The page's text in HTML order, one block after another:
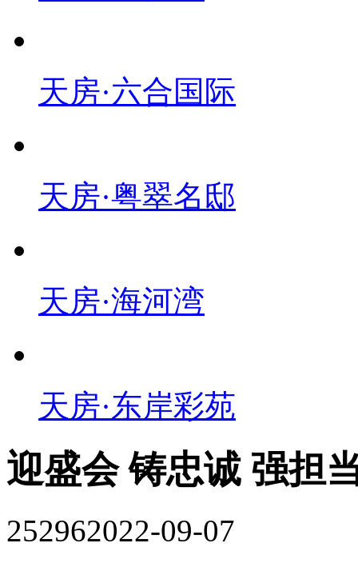
天房·六合国际
天房·粤翠名邸
天房·海河湾
天房·东岸彩苑
迎盛会 铸忠诚 强担
252962022-09-07